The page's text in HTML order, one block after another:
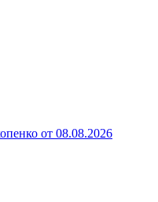
от 08.08.2026